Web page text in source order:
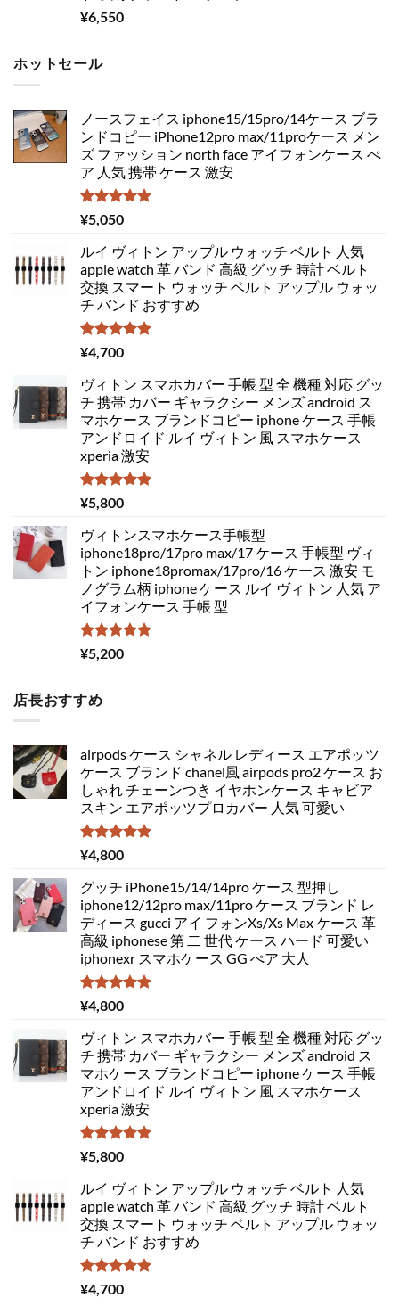
¥6,550
ホットセール
ノースフェイス iphone15/15pro/14ケース ブラ
ンドコピー iPhone12pro max/11proケース メン
ズ ファッション north face アイフォンケース ぺ
ア 人気 携帯 ケース 激安
5段階中
5.00
¥5,050
ルイ ヴィトン アップル ウォッチ ベルト 人気
apple watch 革 バンド 高級 グッチ 時計 ベルト
交換 スマート ウォッチ ベルト アップル ウォッ
チ バンド おすすめ
5段階中
5.00
¥4,700
ヴィトン スマホカバー 手帳 型 全 機種 対応 グッ
チ 携帯 カバー ギャラクシー メンズ android ス
マホケース ブランドコピー iphone ケース 手帳
アンドロイド ルイ ヴィトン 風 スマホケース
xperia 激安
5段階中
5.00
¥5,800
ヴィトンスマホケース手帳型
iphone18pro/17pro max/17 ケース 手帳型 ヴィ
トン iphone18promax/17pro/16 ケース 激安 モ
ノグラム柄 iphone ケース ルイ ヴィトン 人気 ア
イフォンケース 手帳 型
5段階中
5.00
¥5,200
店長おすすめ
airpods ケース シャネル レディース エアポッツ
ケース ブランド chanel風 airpods pro2 ケース お
しゃれ チェーンつき イヤホンケース キャビア
スキン エアポッツプロカバー 人気 可愛い
5段階中
5.00
¥4,800
グッチ iPhone15/14/14pro ケース 型押し
iphone12/12pro max/11pro ケース ブランド レ
ディース gucci アイ フォンXs/Xs Max ケース 革
高級 iphonese 第 二 世代 ケース ハード 可愛い
iphonexr スマホケース GG ぺア 大人
5段階中
5.00
¥4,800
ヴィトン スマホカバー 手帳 型 全 機種 対応 グッ
チ 携帯 カバー ギャラクシー メンズ android ス
マホケース ブランドコピー iphone ケース 手帳
アンドロイド ルイ ヴィトン 風 スマホケース
xperia 激安
5段階中
5.00
¥5,800
ルイ ヴィトン アップル ウォッチ ベルト 人気
apple watch 革 バンド 高級 グッチ 時計 ベルト
交換 スマート ウォッチ ベルト アップル ウォッ
チ バンド おすすめ
5段階中
5.00
¥4,700